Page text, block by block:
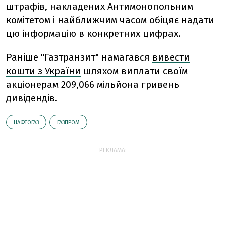
штрафів, накладених Антимонопольним
комітетом і найближчим часом обіцяє надати
цю інформацію в конкретних цифрах.
Раніше "Газтранзит" намагався вивести
кошти з України шляхом виплати своїм
акціонерам 209,066 мільйона гривень
дивідендів.
НАФТОГАЗ ГАЗПРОМ
РЕКЛАМА: